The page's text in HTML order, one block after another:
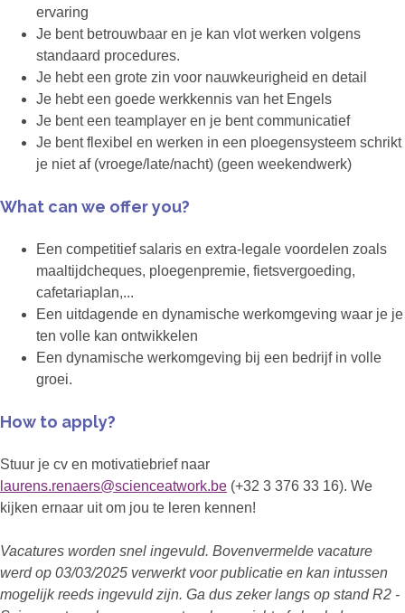
ervaring
Je bent betrouwbaar en je kan vlot werken volgens
standaard procedures.
Je hebt een grote zin voor nauwkeurigheid en detail
Je hebt een goede werkkennis van het Engels
Je bent een teamplayer en je bent communicatief
Je bent flexibel en werken in een ploegensysteem schrikt
je niet af (vroege/late/nacht) (geen weekendwerk)
What can we offer you?
Een competitief salaris en extra-legale voordelen zoals
maaltijdcheques, ploegenpremie, fietsvergoeding,
cafetariaplan,...
Een uitdagende en dynamische werkomgeving waar je je
ten volle kan ontwikkelen
Een dynamische werkomgeving bij een bedrijf in volle
groei.
How to apply?
Stuur je cv en motivatiebrief naar
laurens.renaers@scienceatwork.be (+32 3 376 33 16). We
kijken ernaar uit om jou te leren kennen!
Vacatures worden snel ingevuld. Bovenvermelde vacature
werd op 03/03/2025 verwerkt voor publicatie en kan intussen
mogelijk reeds ingevuld zijn. Ga dus zeker langs op stand R2 -